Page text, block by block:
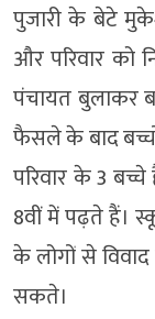
पुजारी के बेटे
और परिवार को
पंचायत बुलाकर
फैसले के बाद
परिवार के 3
8वीं में पढ़ते हैं।
के लोगों से
सकते।